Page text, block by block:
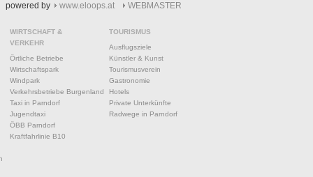
powered by www.eloops.at WEBMASTER
WIRTSCHAFT &
VERKEHR
Örtliche Betriebe
Wirtschaftspark
Windpark
Verkehrsbetriebe Burgenland
Taxi in Parndorf
Jugendtaxi
ÖBB Parndorf
Kraftfahrlinie B10
TOURISMUS
Ausflugsziele
Künstler & Kunst
Tourismusverein
Gastronomie
Hotels
Private Unterkünfte
Radwege in Parndorf